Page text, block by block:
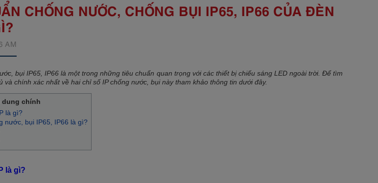
CHỐNG NƯỚC, CHỐNG BỤI IP65, IP66 CỦA ĐÈN
AM
bụi IP65, IP66 là một trong những tiêu chuẩn quan trọng với các thiết bị chiếu sáng LED ngoài trời. Để tìm
và chính xác nhất về hai chỉ số IP chống nước, bụi này tham khảo thông tin dưới đây.
dung chính
là gì?
nước, bụi IP65, IP66 là gì?
là gì?